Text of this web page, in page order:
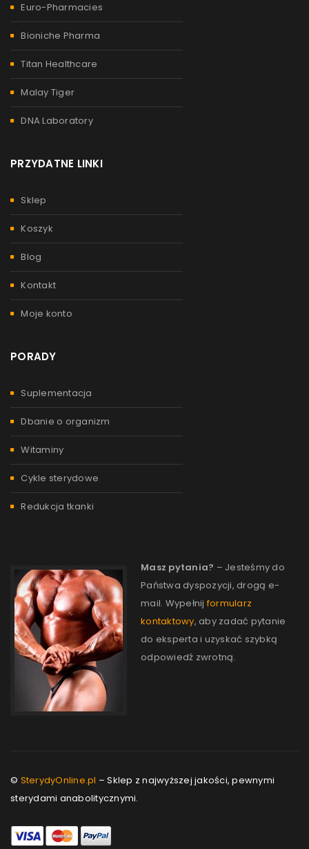
Euro-Pharmacies
Bioniche Pharma
Titan Healthcare
Malay Tiger
DNA Laboratory
PRZYDATNE LINKI
Sklep
Koszyk
Blog
Kontakt
Moje konto
PORADY
Suplementacja
Dbanie o organizm
Witaminy
Cykle sterydowe
Redukcja tkanki
Masz pytania? – Jesteśmy do
Państwa dyspozycji, drogą e-
mail. Wypełnijformularz
kontaktowy, aby zadać pytanie
do eksperta i uzyskać szybką
odpowiedź zwrotną.
© SterydyOnline.pl – Sklep z najwyższej jakości, pewnymi
sterydami anabolitycznymi.